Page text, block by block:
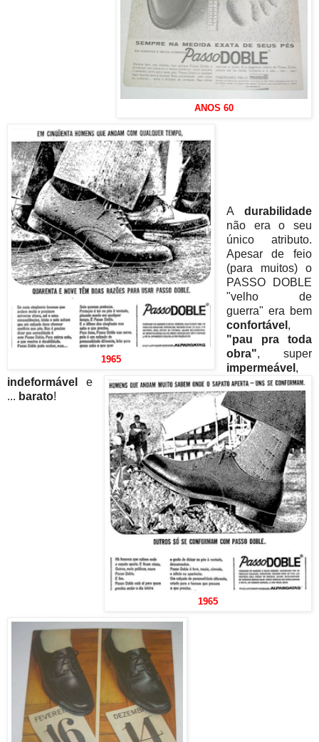
ANOS 60
1965
1965
A durabilidade
não era o seu
único atributo.
Apesar de feio
(para muitos) o
PASSO DOBLE
"velho de
guerra" era bem
confortável ,
"pau pra toda
obra", super
impermeável ,
indeformável
e
... barato!